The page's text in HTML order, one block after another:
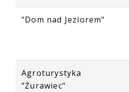
"Dom nad Jeziorem"
Agroturystyka
"Żurawiec"